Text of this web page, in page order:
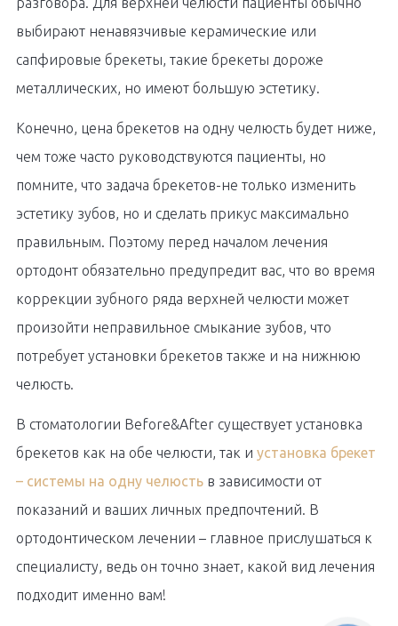
выбирают ненавязчивые керамические или
сапфировые брекеты, такие брекеты дороже
металлических, но имеют большую эстетику.
Конечно, цена брекетов на одну челюсть будет ниже,
чем тоже часто руководствуются пациенты, но
помните, что задача брекетов-не только изменить
эстетику зубов, но и сделать прикус максимально
правильным. Поэтому перед началом лечения
ортодонт обязательно предупредит вас, что во время
коррекции зубного ряда верхней челюсти может
произойти неправильное смыкание зубов, что
потребует установки брекетов также и на нижнюю
челюсть.
В стоматологии Before&After существует установка
брекетов как на обе челюсти, так и установка брекет
– системы на одну челюстьв зависимости от
показаний и ваших личных предпочтений. В
ортодонтическом лечении – главное прислушаться к
специалисту, ведь он точно знает, какой вид лечения
подходит именно вам!